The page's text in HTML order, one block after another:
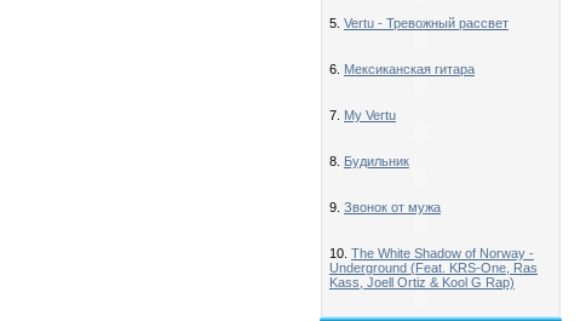
5. Vertu - Тревожный рассвет
6. Мексиканская гитара
7. My Vertu
8. Будильник
9. Звонок от мужа
10. The White Shadow of Norway -
Underground (Feat. KRS-One, Ras
Kass, Joell Ortiz & Kool G Rap)